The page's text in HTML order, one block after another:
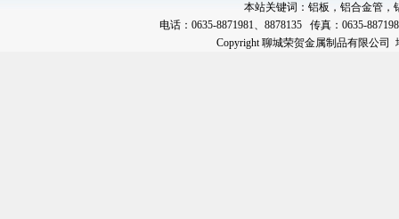
本站关键词： 铝板 ， 铝合金管 ，
电话：0635-8871981、8878135 传真：0635-
Copyright 聊城荣贺金属制品有限公